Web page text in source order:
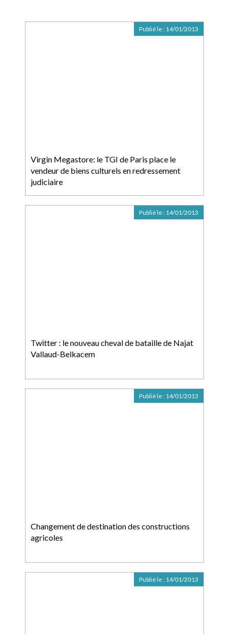
Virgin Megastore: le TGI de Paris place le
vendeur de biens culturels en redressement
judiciaire
Publié le : 14/01/2013
Twitter : le nouveau cheval de bataille de Najat
Vallaud-Belkacem
Publié le : 14/01/2013
Changement de destination des constructions
agricoles
Publié le : 14/01/2013
Publié le : 14/01/2013